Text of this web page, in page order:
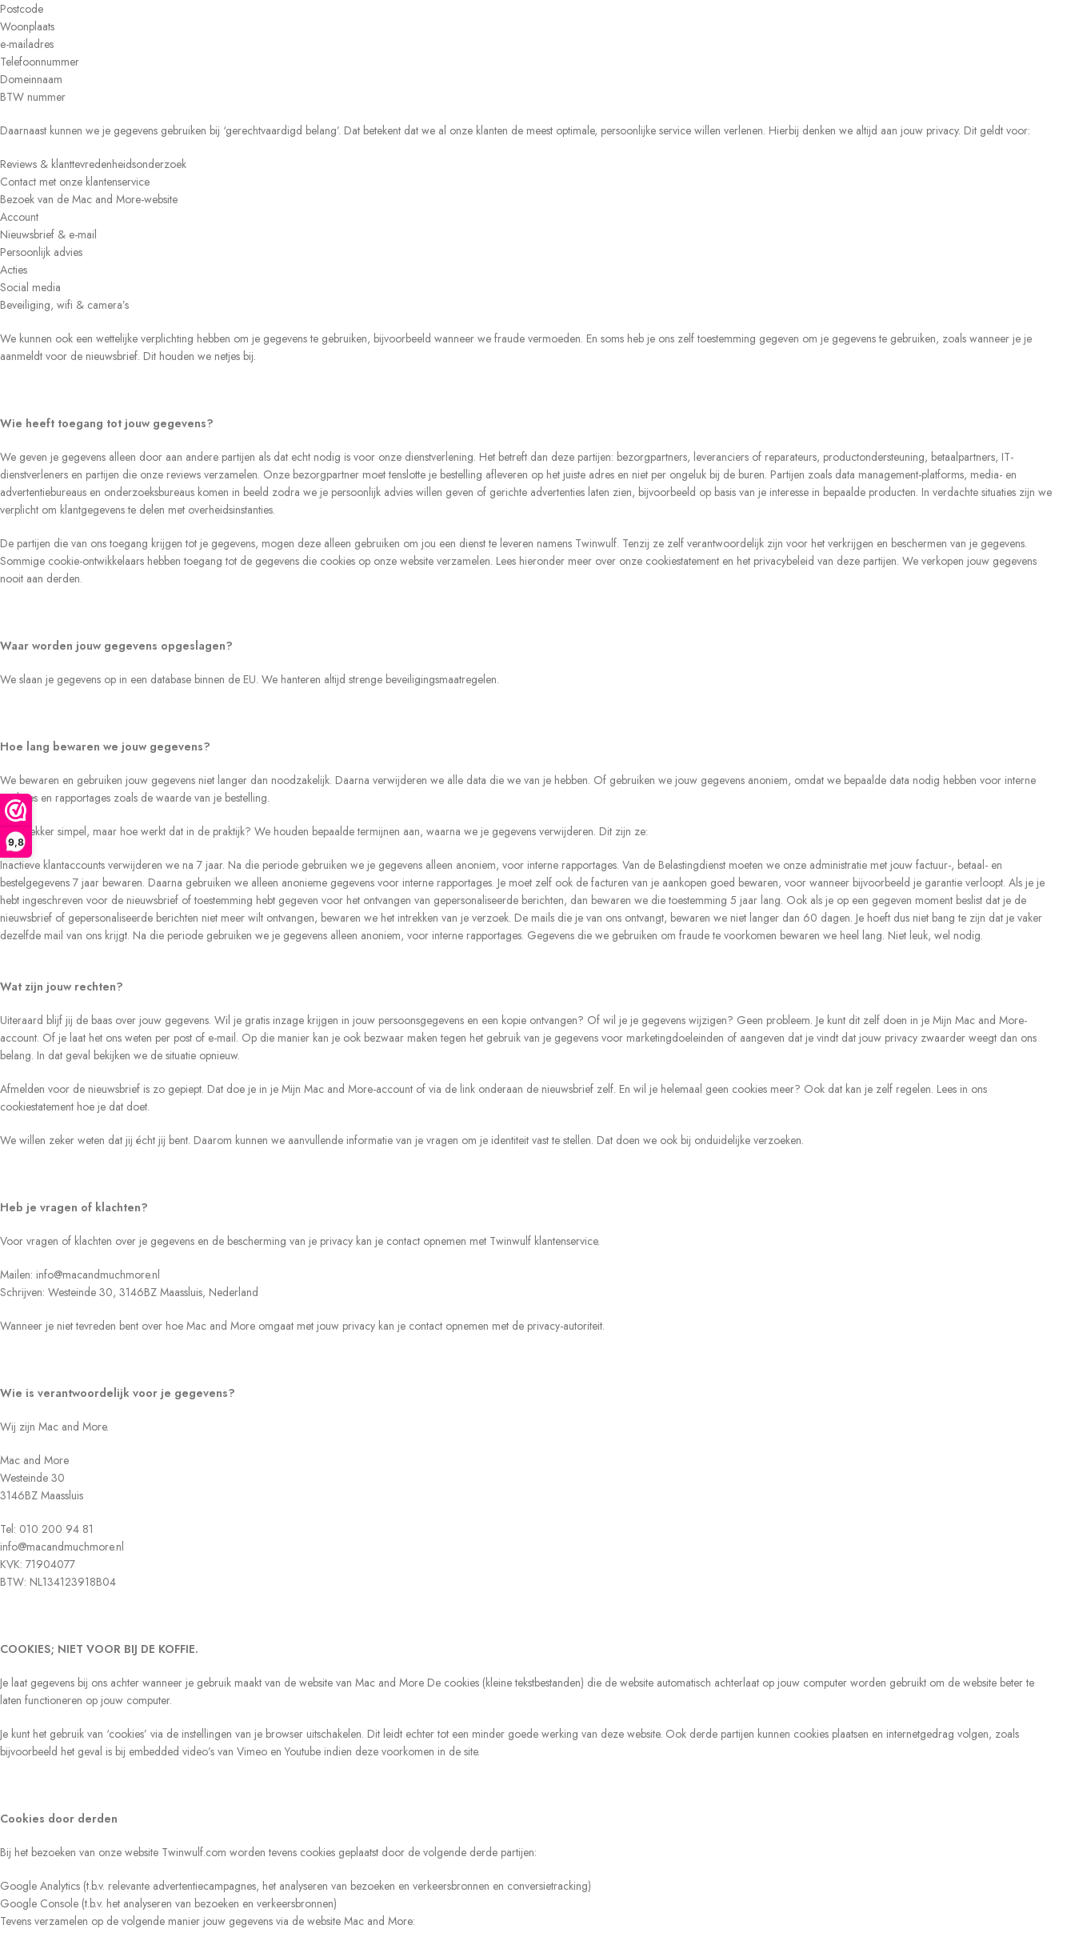
9,8
Postcode
Woonplaats
e-mailadres
Telefoonnummer
Domeinnaam
BTW nummer
Daarnaast kunnen we je gegevens gebruiken bij ‘gerechtvaardigd belang’. Dat betekent dat we al onze klanten de meest optimale, persoonlijke service willen verlenen. Hierbij denken we altijd aan jouw privacy. Dit geldt voor:
Reviews & klanttevredenheidsonderzoek
Contact met onze klantenservice
Bezoek van de Mac and More-website
Account
Nieuwsbrief & e-mail
Persoonlijk advies
Acties
Social media
Beveiliging, wifi & camera’s
We kunnen ook een wettelijke verplichting hebben om je gegevens te gebruiken, bijvoorbeeld wanneer we fraude vermoeden. En soms heb je ons zelf toestemming gegeven om je gegevens te gebruiken, zoals wanneer je je
aanmeldt voor de nieuwsbrief. Dit houden we netjes bij.
Wie heeft toegang tot jouw gegevens?
We geven je gegevens alleen door aan andere partijen als dat echt nodig is voor onze dienstverlening. Het betreft dan deze partijen: bezorgpartners, leveranciers of reparateurs, productondersteuning, betaalpartners, IT-
dienstverleners en partijen die onze reviews verzamelen. Onze bezorgpartner moet tenslotte je bestelling afleveren op het juiste adres en niet per ongeluk bij de buren. Partijen zoals data management-platforms, media- en
advertentiebureaus en onderzoeksbureaus komen in beeld zodra we je persoonlijk advies willen geven of gerichte advertenties laten zien, bijvoorbeeld op basis van je interesse in bepaalde producten. In verdachte situaties zijn we
verplicht om klantgegevens te delen met overheidsinstanties.
De partijen die van ons toegang krijgen tot je gegevens, mogen deze alleen gebruiken om jou een dienst te leveren namens Twinwulf. Tenzij ze zelf verantwoordelijk zijn voor het verkrijgen en beschermen van je gegevens.
Sommige cookie-ontwikkelaars hebben toegang tot de gegevens die cookies op onze website verzamelen. Lees hieronder meer over onze cookiestatement en het privacybeleid van deze partijen. We verkopen jouw gegevens
nooit aan derden.
Waar worden jouw gegevens opgeslagen?
We slaan je gegevens op in een database binnen de EU. We hanteren altijd strenge beveiligingsmaatregelen.
Hoe lang bewaren we jouw gegevens?
We bewaren en gebruiken jouw gegevens niet langer dan noodzakelijk. Daarna verwijderen we alle data die we van je hebben. Of gebruiken we jouw gegevens anoniem, omdat we bepaalde data nodig hebben voor interne
analyses en rapportages zoals de waarde van je bestelling.
Klinkt lekker simpel, maar hoe werkt dat in de praktijk? We houden bepaalde termijnen aan, waarna we je gegevens verwijderen. Dit zijn ze:
Inactieve klantaccounts verwijderen we na 7 jaar. Na die periode gebruiken we je gegevens alleen anoniem, voor interne rapportages. Van de Belastingdienst moeten we onze administratie met jouw factuur-, betaal- en
bestelgegevens 7 jaar bewaren. Daarna gebruiken we alleen anonieme gegevens voor interne rapportages. Je moet zelf ook de facturen van je aankopen goed bewaren, voor wanneer bijvoorbeeld je garantie verloopt. Als je je
hebt ingeschreven voor de nieuwsbrief of toestemming hebt gegeven voor het ontvangen van gepersonaliseerde berichten, dan bewaren we die toestemming 5 jaar lang. Ook als je op een gegeven moment beslist dat je de
nieuwsbrief of gepersonaliseerde berichten niet meer wilt ontvangen, bewaren we het intrekken van je verzoek. De mails die je van ons ontvangt, bewaren we niet langer dan 60 dagen. Je hoeft dus niet bang te zijn dat je vaker
dezelfde mail van ons krijgt. Na die periode gebruiken we je gegevens alleen anoniem, voor interne rapportages. Gegevens die we gebruiken om fraude te voorkomen bewaren we heel lang. Niet leuk, wel nodig.
Wat zijn jouw rechten?
Uiteraard blijf jij de baas over jouw gegevens. Wil je gratis inzage krijgen in jouw persoonsgegevens en een kopie ontvangen? Of wil je je gegevens wijzigen? Geen probleem. Je kunt dit zelf doen in je Mijn Mac and More-
account. Of je laat het ons weten per post of e-mail. Op die manier kan je ook bezwaar maken tegen het gebruik van je gegevens voor marketingdoeleinden of aangeven dat je vindt dat jouw privacy zwaarder weegt dan ons
belang. In dat geval bekijken we de situatie opnieuw.
Afmelden voor de nieuwsbrief is zo gepiept. Dat doe je in je Mijn Mac and More-account of via de link onderaan de nieuwsbrief zelf. En wil je helemaal geen cookies meer? Ook dat kan je zelf regelen. Lees in ons
cookiestatement hoe je dat doet.
We willen zeker weten dat jij écht jij bent. Daarom kunnen we aanvullende informatie van je vragen om je identiteit vast te stellen. Dat doen we ook bij onduidelijke verzoeken.
Heb je vragen of klachten?
Voor vragen of klachten over je gegevens en de bescherming van je privacy kan je contact opnemen met Twinwulf klantenservice.
Mailen: info@macandmuchmore.nl
Schrijven: Westeinde 30, 3146BZ Maassluis, Nederland
Wanneer je niet tevreden bent over hoe Mac and More omgaat met jouw privacy kan je contact opnemen met de privacy-autoriteit.
Wie is verantwoordelijk voor je gegevens?
Wij zijn Mac and More.
Mac and More
Westeinde 30
3146BZ Maassluis
Tel: 010 200 94 81
info@macandmuchmore.nl
KVK: 71904077
BTW: NL134123918B04
COOKIES; NIET VOOR BIJ DE KOFFIE.
Je laat gegevens bij ons achter wanneer je gebruik maakt van de website van Mac and More De cookies (kleine tekstbestanden) die de website automatisch achterlaat op jouw computer worden gebruikt om de website beter te
laten functioneren op jouw computer.
Je kunt het gebruik van ‘cookies’ via de instellingen van je browser uitschakelen. Dit leidt echter tot een minder goede werking van deze website. Ook derde partijen kunnen cookies plaatsen en internetgedrag volgen, zoals
bijvoorbeeld het geval is bij embedded video’s van Vimeo en Youtube indien deze voorkomen in de site.
Cookies door derden
Bij het bezoeken van onze website Twinwulf.com worden tevens cookies geplaatst door de volgende derde partijen:
Google Analytics (t.b.v. relevante advertentiecampagnes, het analyseren van bezoeken en verkeersbronnen en conversietracking)
Google Console (t.b.v. het analyseren van bezoeken en verkeersbronnen)
Tevens verzamelen op de volgende manier jouw gegevens via de website Mac and More: